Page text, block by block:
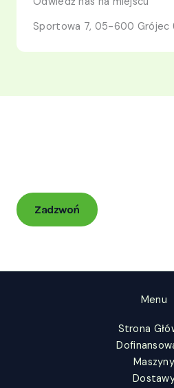
Sportowa 7, 05-600 Grójec
Zadzwoń
Menu
Strona
Maszyny